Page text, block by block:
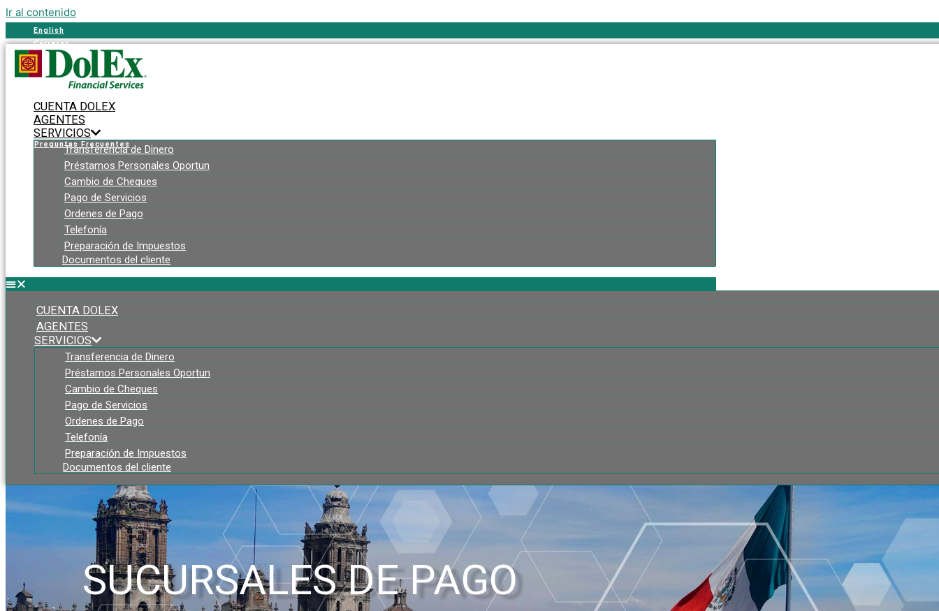
Ir al contenido
English
Carreras
Contáctanos
Preguntas Frecuentes
Carreras
Contáctanos
Preguntas Frecuentes
CUENTA DOLEX
AGENTES
SERVICIOS
Transferencia de Dinero
Préstamos Personales Oportun
Cambio de Cheques
Pago de Servicios
Ordenes de Pago
Telefonía
Preparación de Impuestos
Documentos del cliente
CUENTA DOLEX
AGENTES
SERVICIOS
Transferencia de Dinero
Préstamos Personales Oportun
Cambio de Cheques
Pago de Servicios
Ordenes de Pago
Telefonía
Preparación de Impuestos
Documentos del cliente
SUCURSALES DE PAGO